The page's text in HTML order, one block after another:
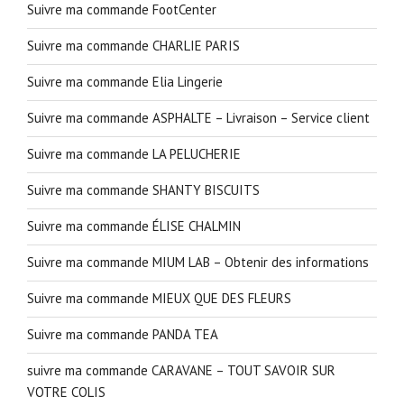
Suivre ma commande FootCenter
Suivre ma commande CHARLIE PARIS
Suivre ma commande Elia Lingerie
Suivre ma commande ASPHALTE – Livraison – Service client
Suivre ma commande LA PELUCHERIE
Suivre ma commande SHANTY BISCUITS
Suivre ma commande ÉLISE CHALMIN
Suivre ma commande MIUM LAB – Obtenir des informations
Suivre ma commande MIEUX QUE DES FLEURS
Suivre ma commande PANDA TEA
suivre ma commande CARAVANE – TOUT SAVOIR SUR
VOTRE COLIS